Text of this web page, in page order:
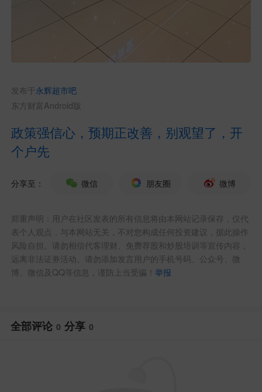
发布于 永辉超市吧
东方财富Android版
政策强信心，预期正改善，别观望了，开
个户先
分享至： 微信 朋友圈 微博
郑重声明：用户在社区发表的所有信息将由本网站记录保存，仅代
表个人观点，与本网站无关，不对您构成任何投资建议，据此操作
风险自担。请勿相信代客理财、免费荐股和炒股培训等宣传内容，
远离非法证券活动。请勿添加发言用户的手机号码、公众号、微
博、微信及QQ等信息，谨防上当受骗！举报
全部评论 0 分享 0